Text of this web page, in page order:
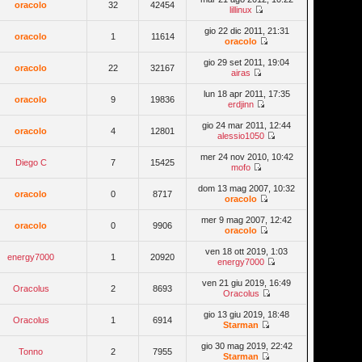
oracolo 32 42454
lillinux
oracolo 1 11614
gio 22 dic 2011, 21:31
oracolo
oracolo 22 32167
gio 29 set 2011, 19:04
airas
oracolo 9 19836
lun 18 apr 2011, 17:35
erdjinn
oracolo 4 12801
gio 24 mar 2011, 12:44
alessio1050
Diego C 7 15425
mer 24 nov 2010, 10:42
mofo
oracolo 0 8717
dom 13 mag 2007, 10:32
oracolo
oracolo 0 9906
mer 9 mag 2007, 12:42
oracolo
energy7000 1 20920
ven 18 ott 2019, 1:03
energy7000
Oracolus 2 8693
ven 21 giu 2019, 16:49
Oracolus
Oracolus 1 6914
gio 13 giu 2019, 18:48
Starman
Tonno 2 7955
gio 30 mag 2019, 22:42
Starman